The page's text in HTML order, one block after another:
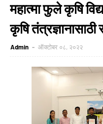
महात्मा फुले कृषि
कृषि
Admin ऑक्टोबर ०८, २०२२